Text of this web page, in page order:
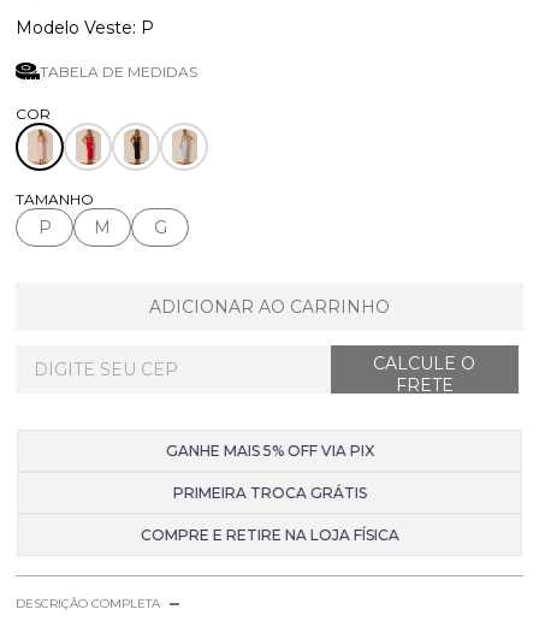
P
TABELA DE MEDIDAS
TAMANHO
P M G
ADICIONAR AO CARRINHO
GANHE MAIS 5% OFF VIA PIX
PRIMEIRA TROCA GRÁTIS
COMPRE E RETIRE NA LOJA FÍSICA
DESCRIÇÃO COMPLETA